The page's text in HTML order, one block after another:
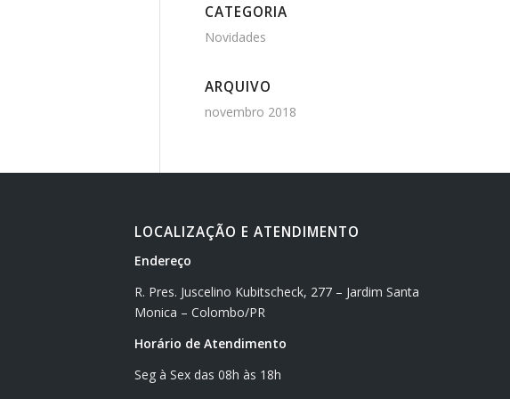
CATEGORIA
Novidades
ARQUIVO
novembro 2018
LOCALIZAÇÃO E ATENDIMENTO
Endereço
R. Pres. Juscelino Kubitscheck, 277 – Jardim Santa
Monica – Colombo/PR
Horário de Atendimento
Seg à Sex das 08h às 18h